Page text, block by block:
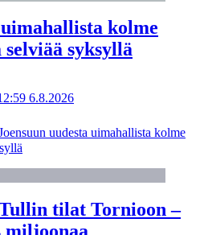
kolme
syksyllä
6.8.2026
uudesta uimahallista kolme
tilat Tornioon –